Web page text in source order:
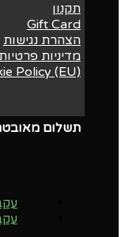
תשלום
תקנון
Gift Card
הצהרת נגישות
מדיניות פרטיות
Policy (EU)